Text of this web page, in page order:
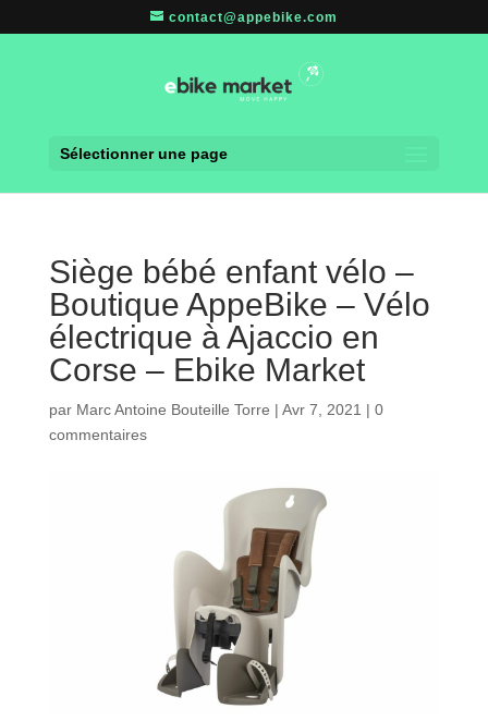
contact@appebike.com
Sélectionner une page
Siège bébé enfant vélo –
Boutique AppeBike – Vélo
électrique à Ajaccio en
Corse – Ebike Market
par Marc Antoine Bouteille Torre | Avr 7, 2021 | 0
commentaires